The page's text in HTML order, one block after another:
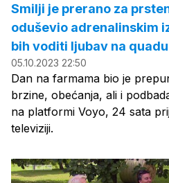
Smilji je prerano za
oduševio adrenalinskim
bih voditi ljubav na
05.10.2023 22:50
Dan na farmama bio je
brzine, obećanja, ali i
na platformi Voyo, 24 sata
televiziji.